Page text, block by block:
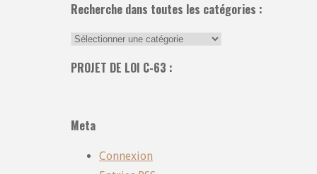
Recherche dans toutes les catégories :
Recherche
toutes
PROJET DE LOI C-63 :
Meta
Connexion